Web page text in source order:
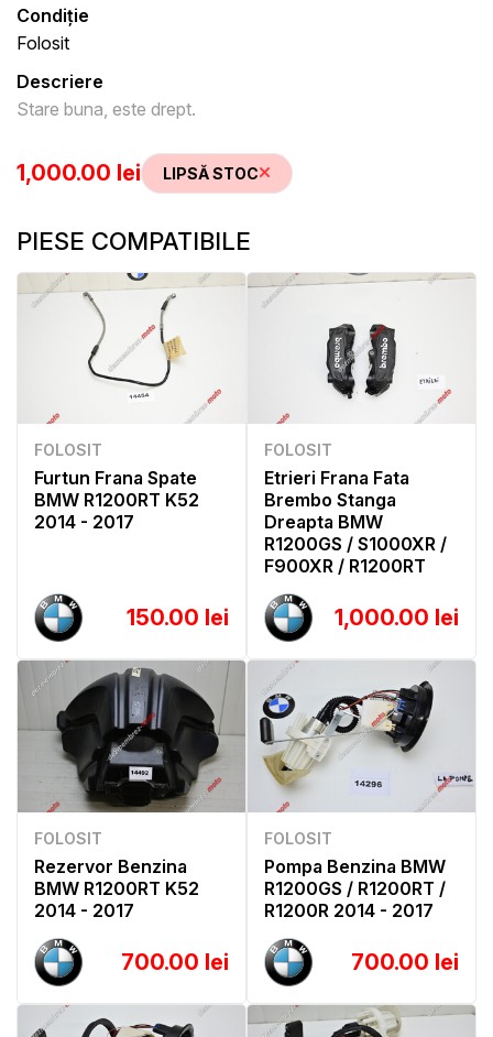
Condiție
Folosit
Descriere
Stare buna, este drept.
1,000.00 lei LIPSĂ STOC
PIESE COMPATIBILE
FOLOSIT
Furtun Frana Spate
BMW R1200RT K52
2014 - 2017
150.00 lei
FOLOSIT
Etrieri Frana Fata
Brembo Stanga
Dreapta BMW
R1200GS / S1000XR /
F900XR / R1200RT
1,000.00 lei
FOLOSIT
Rezervor Benzina
BMW R1200RT K52
2014 - 2017
700.00 lei
FOLOSIT
Pompa Benzina BMW
R1200GS / R1200RT /
R1200R 2014 - 2017
700.00 lei